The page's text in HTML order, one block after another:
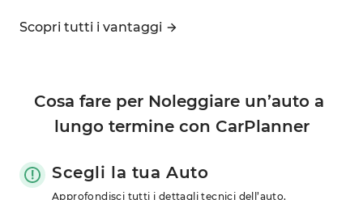
Scopri tutti i vantaggi
Cosa fare per Noleggiare un’auto a
lungo termine con CarPlanner
Scegli la tua Auto
Approfondisci tutti i dettagli tecnici dell’auto,